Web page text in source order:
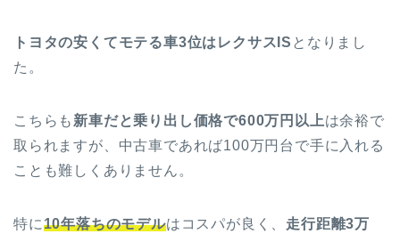
トヨタの安くてモテる車3位はレクサスIS となりまし
た。
こちらも 新車だと乗り出し価格で600万円以上は余裕で
取られますが、中古車であれば100万円台で手に入れる
ことも難しくありません。
特に10年落ちのモデルはコスパが良く、 走行距離3万